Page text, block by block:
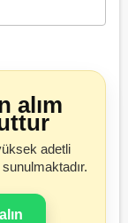
alım
adetli